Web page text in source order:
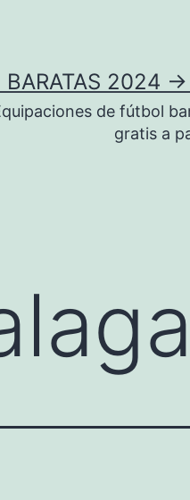
BARATAS 2024
de fútbol
gratis a